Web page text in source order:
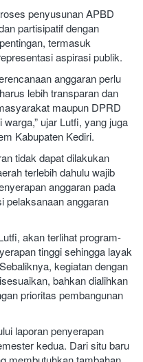
penyusunan APBD
partisipatif dengan
termasuk
aspirasi publik.
anggaran perlu
lebih transparan dan
maupun DPRD
ujar Lutfi, yang juga
Kabupaten Kediri.
tidak dapat dilakukan
terlebih dahulu wajib
anggaran pada
pelaksanaan anggaran
akan terlihat program-
tinggi sehingga layak
kegiatan dengan
bahkan dialihkan
prioritas pembangunan
laporan penyerapan
kedua. Dari situ baru